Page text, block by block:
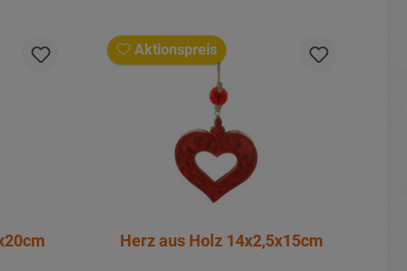
Aktionspreis
Herz aus Holz 14x2,5x15cm